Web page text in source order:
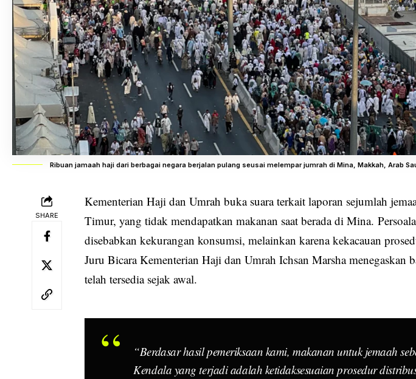
Ribuan jamaah haji dari berbagai negara berjalan pulang seusai melempar jumrah di Mina, Makkah, Arab
SHARE
Kementerian Haji dan Umrah buka suara terkait laporan sejumlah
Timur, yang tidak mendapatkan makanan saat berada di Mina.
disebabkan kekurangan konsumsi, melainkan karena kekacauan
Juru Bicara KementerianHaji dan Umrah Ichsan Marsha menegaskan
telah tersedia sejak awal.
“Berdasar hasil pemeriksaan kami, makanan untuk jemaah
Kendala yang terjadi adalah ketidaksesuaian prosedur